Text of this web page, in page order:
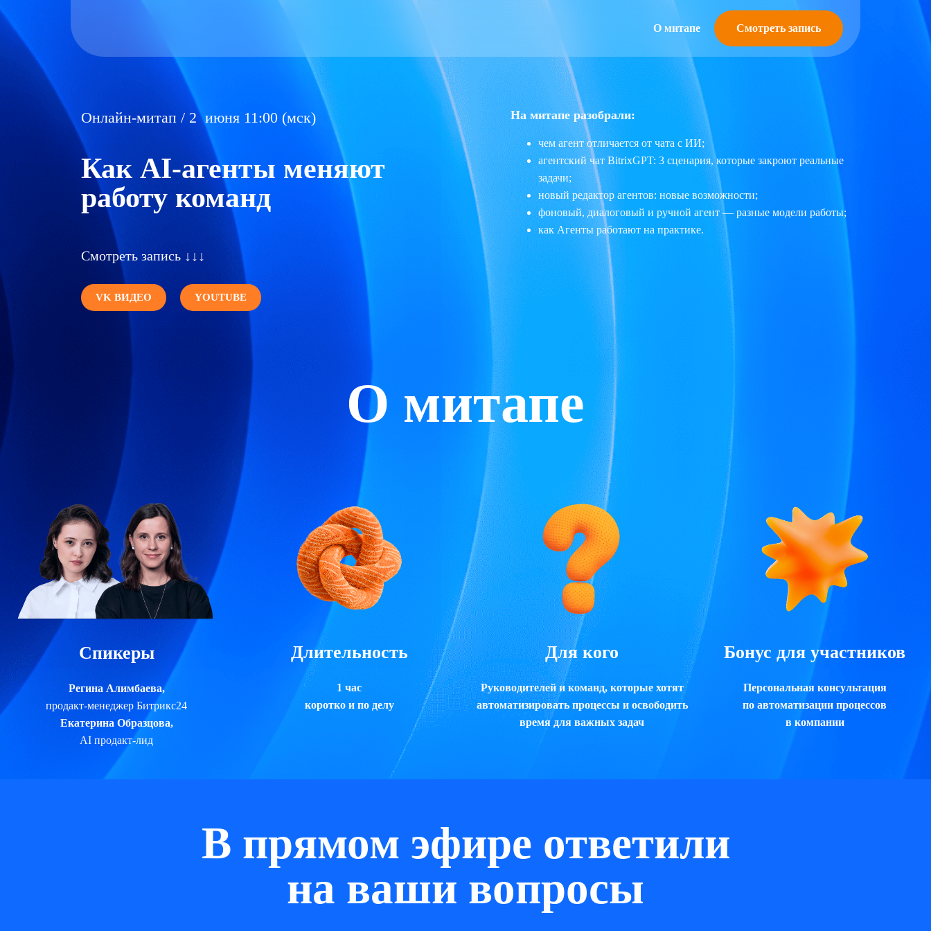
Смотреть запись
О митапе
Онлайн-митап / 2 июня 11:00 (мск)
Как AI-агенты меняют
работу команд
Смотреть запись ↓↓↓
VK ВИДЕО YOUTUBE
На митапе разобрали:
чем агент отличается от чата с ИИ;
агентский чат BitrixGPT: 3 сценария, которые закроют реальные
задачи;
новый редактор агентов: новые возможности;
фоновый, диалоговый и ручной агент — разные модели работы;
как Агенты работают на практике.
О митапе
Спикеры
Регина Алимбаева,
продакт-менеджер Битрикс24
Екатерина Образцова,
AI продакт-лид
Длительность
1 час
коротко и по делу
Для кого
Руководителей и команд, которые хотят
автоматизировать процессы и освободить
время для важных задач
Бонус для участников
Персональная консультация
по автоматизации процессов
в компании
В прямом эфире ответили
на ваши вопросы